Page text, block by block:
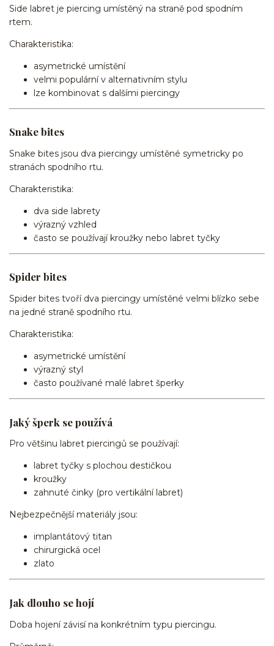
Side labret je piercing umístěný na straně pod spodním
rtem.
Charakteristika:
asymetrické umístění
velmi populární v alternativním stylu
lze kombinovat s dalšími piercingy
Snake bites
Snake bites jsou dva piercingy umístěné symetricky po
stranách spodního rtu.
Charakteristika:
dva side labrety
výrazný vzhled
často se používají kroužky nebo labret tyčky
Spider bites
Spider bites tvoří dva piercingy umístěné velmi blízko sebe
na jedné straně spodního rtu.
Charakteristika:
asymetrické umístění
výrazný styl
často používané malé labret šperky
Jaký šperk se používá
Pro většinu labret piercingů se používají:
labret tyčky s plochou destičkou
kroužky
zahnuté činky (pro vertikální labret)
Nejbezpečnější materiály jsou:
implantátový titan
chirurgická ocel
zlato
Jak dlouho se hojí
Doba hojení závisí na konkrétním typu piercingu.